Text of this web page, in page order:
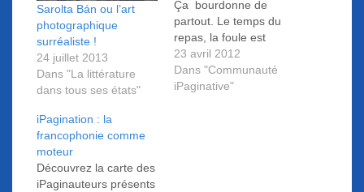
Sarolta Bán ou l’art
photographique
surréaliste !
24 juillet 2013
Dans "La littérature
dans tous ses états"
Ça bourdonne de
partout. Le temps du
repas, la foule est
venue grossir le flot
des badauds
tranquilles du matin.
23 avril 2012
Dans "Communauté
iPaginative"
iPagination : la
francophonie comme
moteur
Découvrez la carte des
iPaginauteurs présents